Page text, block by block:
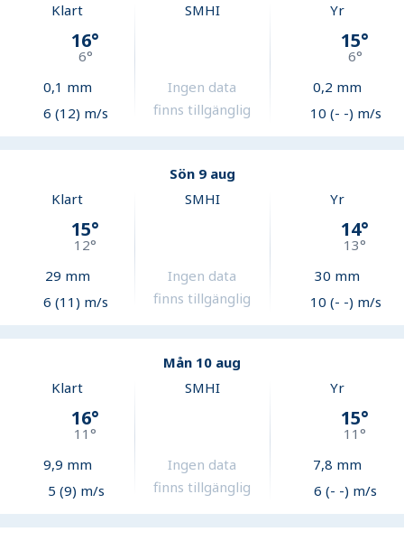
Klart
16°
6°
0,1 mm
6 (12) m/s
SMHI
Ingen data
finns tillgänglig
Yr
15°
6°
0,2 mm
10 (- -) m/s
Sön 9 aug
Klart
15°
12°
29 mm
6 (11) m/s
SMHI
Ingen data
finns tillgänglig
Yr
14°
13°
30 mm
10 (- -) m/s
Mån 10 aug
Klart
16°
11°
9,9 mm
5 (9) m/s
SMHI
Ingen data
finns tillgänglig
Yr
15°
11°
7,8 mm
6 (- -) m/s